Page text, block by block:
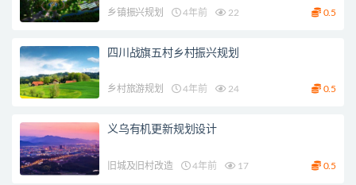
乡镇振兴规划 4年前 22 0.5
四川战旗五村乡村振兴规划
乡村旅游规划 4年前 24 0.5
义乌有机更新规划设计
旧城及旧村改造 4年前 17 0.5